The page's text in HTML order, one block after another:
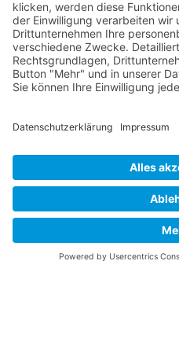
INFO
Über diese B-17 Webseite
Kontakt
Impressum
Gefällt Ihnen diese
Fortress? Ich könnte